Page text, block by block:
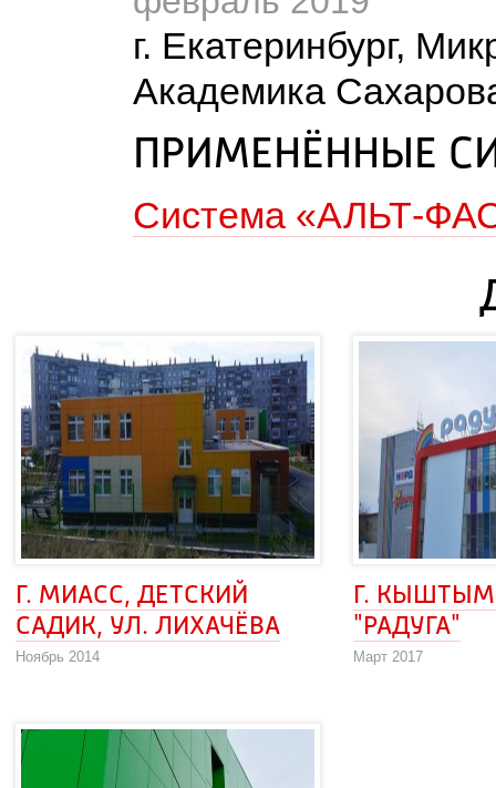
г. Екатеринбург,
Академика
ПРИМЕНЁННЫЕ
Система «АЛЬТ-
Г. МИАСС, ДЕТСКИЙ
САДИК, УЛ. ЛИХАЧЁВА
Ноябрь 2014
Г.
"РАДУГА"
Март 2017